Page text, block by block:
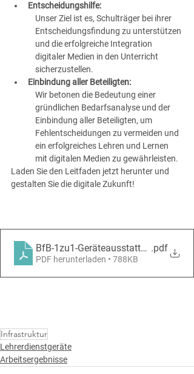
Entscheidungshilfe:
Unser Ziel ist es, Schulträger bei ihrer
Entscheidungsfindung zu unterstützen
und die erfolgreiche Integration
digitaler Medien in den Unterricht
sicherzustellen.
Einbindung aller Beteiligten:
Wir betonen die Bedeutung einer
gründlichen Bedarfsanalyse und der
Einbindung aller Beteiligten, um
Fehlentscheidungen zu vermeiden und
ein erfolgreiches Lehren und Lernen
mit digitalen Medien zu gewährleisten.
Laden Sie den Leitfaden jetzt herunter und
gestalten Sie die digitale Zukunft!
BfB-1zu1-Geräteausstattung-2025-
.pdf
PDF herunterladen • 788KB
Infrastruktur
Lehrerdienstgeräte
Arbeitsergebnisse